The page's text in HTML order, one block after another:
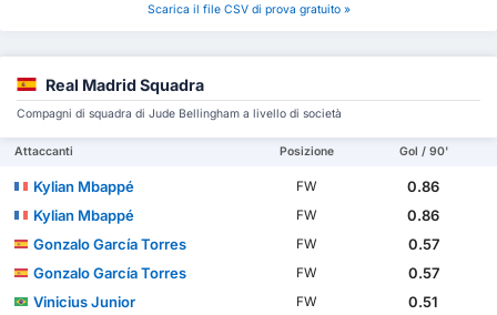
Scarica il file CSV di prova gratuito »
Real Madrid Squadra
Compagni di squadra di Jude Bellingham a livello di società
Attaccanti Posizione Gol / 90'
Kylian Mbappé FW
0.86
Kylian Mbappé
FW
0.86
Gonzalo García Torres
FW
0.57
Gonzalo García Torres
FW
0.57
Vinicius Junior
FW
0.51